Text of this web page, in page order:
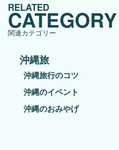
リ
ー
RELATED
CATEGORY
関連カテゴリー
沖縄旅
沖縄旅行のコツ
沖縄のイベント
沖縄のおみやげ